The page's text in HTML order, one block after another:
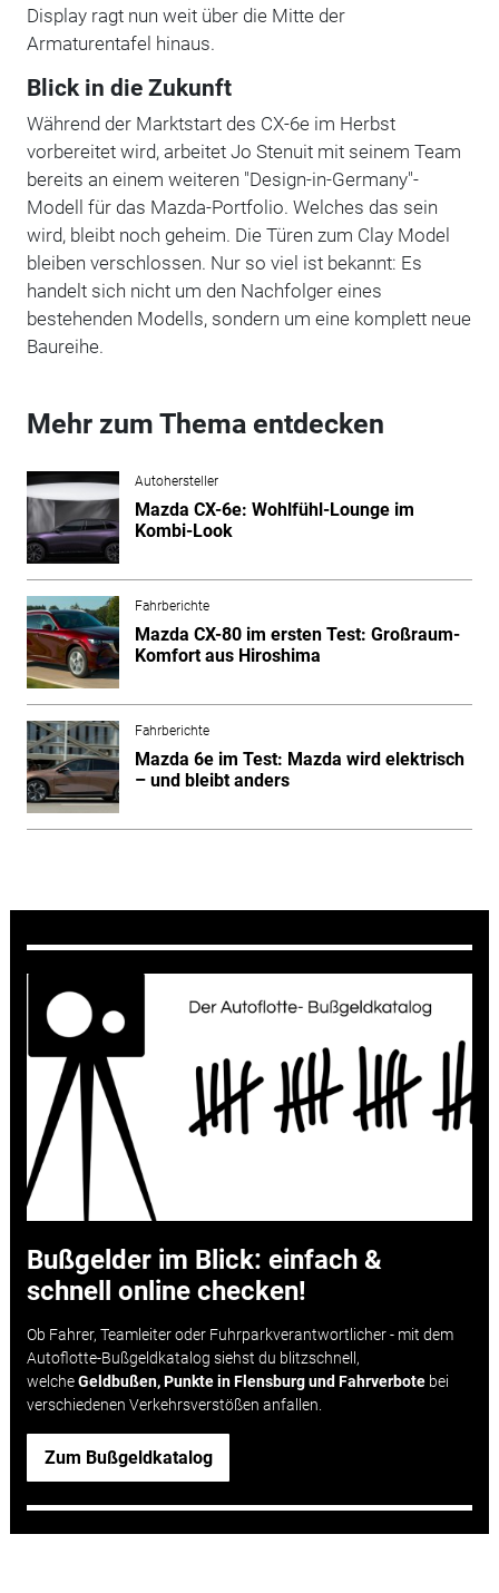
Display ragt nun weit über die Mitte der
Armaturentafel hinaus.
Blick in die Zukunft
Während der Marktstart des CX-6e im Herbst
vorbereitet wird, arbeitet Jo Stenuit mit seinem Team
bereits an einem weiteren "Design-in-Germany"-
Modell für das Mazda-Portfolio. Welches das sein
wird, bleibt noch geheim. Die Türen zum Clay Model
bleiben verschlossen. Nur so viel ist bekannt: Es
handelt sich nicht um den Nachfolger eines
bestehenden Modells, sondern um eine komplett neue
Baureihe.
Mehr zum Thema entdecken
Autohersteller
Mazda CX-6e: Wohlfühl-Lounge im
Kombi-Look
Fahrberichte
Mazda CX-80 im ersten Test: Großraum-
Komfort aus Hiroshima
Fahrberichte
Mazda 6e im Test: Mazda wird elektrisch
– und bleibt anders
Bußgelder im Blick: einfach &
schnell online checken!
Ob Fahrer, Teamleiter oder Fuhrparkverantwortlicher - mit dem
Autoflotte-Bußgeldkatalog siehst du blitzschnell,
welcheGeldbußen, Punkte in Flensburg und Fahrverbotebei
verschiedenen Verkehrsverstößen anfallen.
Zum Bußgeldkatalog